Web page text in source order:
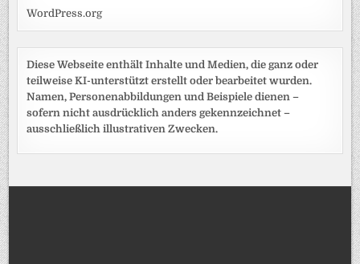
WordPress.org
Diese Webseite enthält Inhalte und Medien, die ganz oder
teilweise KI-unterstützt erstellt oder bearbeitet wurden.
Namen, Personenabbildungen und Beispiele dienen –
sofern nicht ausdrücklich anders gekennzeichnet –
ausschließlich illustrativen Zwecken.